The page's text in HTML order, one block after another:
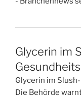
Glycerin im
Glycerin im
Die Behörde